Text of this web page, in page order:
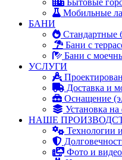
Мобильные
БАНИ
Стандартные
Бани с
Бани с
УСЛУГИ
Доставка и
Оснащение
Установка
НАШЕ
Технологии
Фото и